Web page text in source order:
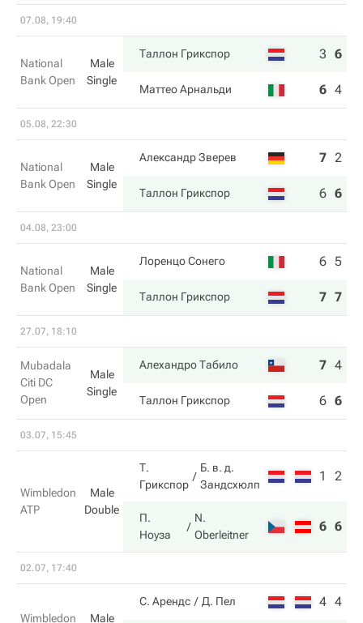
07.08, 19:40
National
Bank Open
Male
Single
Таллон Грикспор 3 6
Маттео Арнальди 6 4
05.08, 22:30
National
Bank Open
Male
Single
Александр Зверев 7 2
Таллон Грикспор 6 6
04.08, 23:00
National
Bank Open
Male
Single
Лоренцо Сонего 6 5
Таллон Грикспор 7 7
27.07, 18:10
Mubadala
Citi DC
Open
Male
Single
Алехандро Табило 7 4
Таллон Грикспор 6 6
03.07, 15:45
Wimbledon
ATP
Male
Double
Т.
Грикспор
Б. в. д.
Зандсхюлп
1 2
П.
Ноуза
N.
Oberleitner
6 6
02.07, 17:40
Wimbledon
Male
С. Арендс Д. Пел 4 4